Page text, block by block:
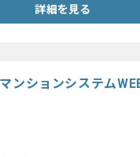
詳細を見る
ンションシステム